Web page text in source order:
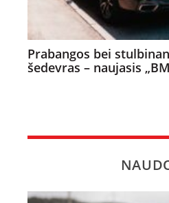
Prabangos bei
šedevras – naujasis